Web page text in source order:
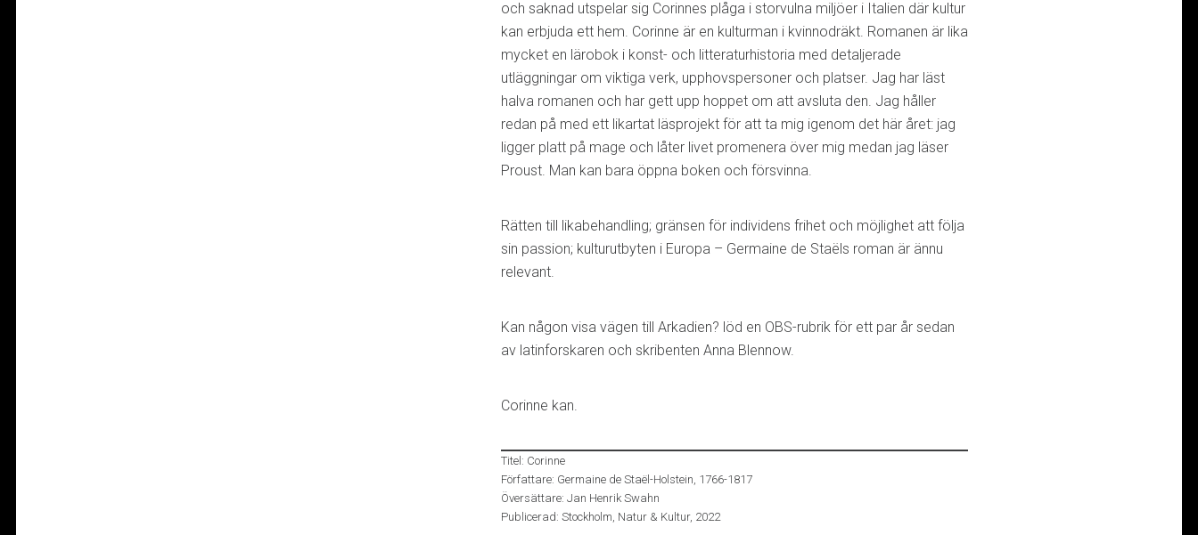
och saknad utspelar sig Corinnes plåga i storvulna miljöer i Italien där kultur
kan erbjuda ett hem. Corinne är en kulturman i kvinnodräkt. Romanen är lika
mycket en lärobok i konst- och litteraturhistoria med detaljerade
utläggningar om viktiga verk, upphovspersoner och platser. Jag har läst
halva romanen och har gett upp hoppet om att avsluta den. Jag håller
redan på med ett likartat läsprojekt för att ta mig igenom det här året: jag
ligger platt på mage och låter livet promenera över mig medan jag läser
Proust. Man kan bara öppna boken och försvinna.
Rätten till likabehandling; gränsen för individens frihet och möjlighet att följa
sin passion; kulturutbyten i Europa – Germaine de Staëls roman är ännu
relevant.
Kan någon visa vägen till Arkadien? löd en OBS-rubrik för ett par år sedan
av latinforskaren och skribenten Anna Blennow.
Corinne kan.
Titel: Corinne
Författare: Germaine de Staël-Holstein, 1766-1817
Översättare: Jan Henrik Swahn
Publicerad: Stockholm, Natur & Kultur, 2022